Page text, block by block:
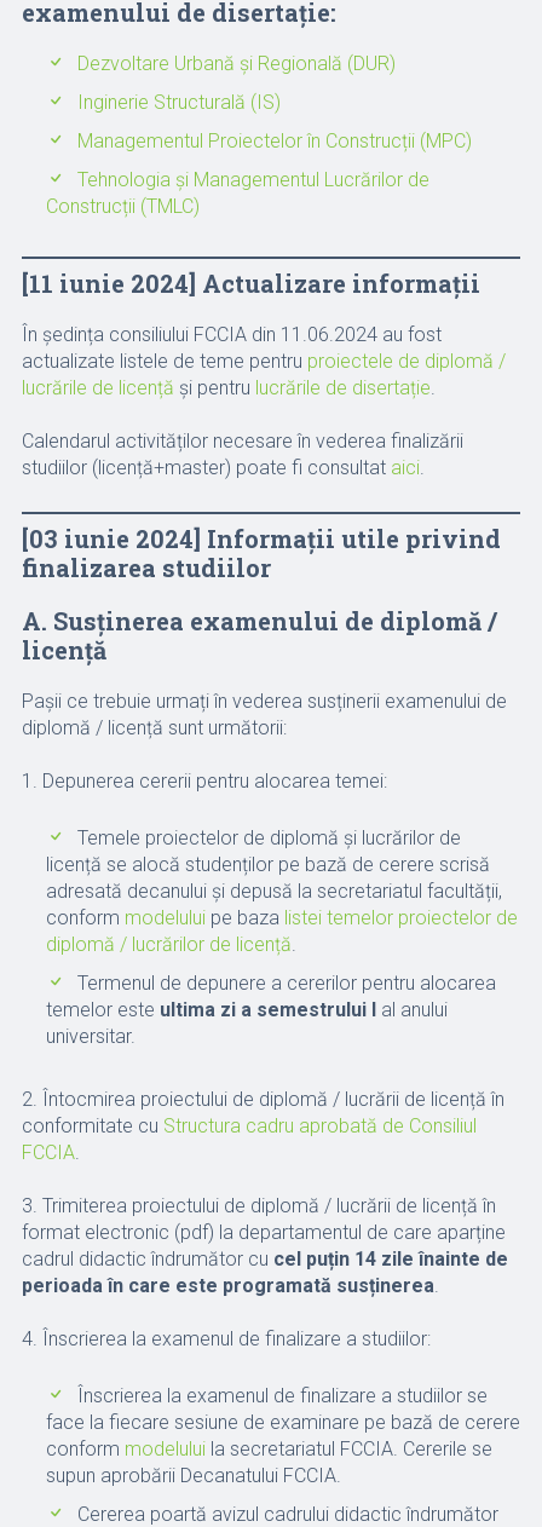
examenului de disertație:
Dezvoltare Urbană și Regională (DUR)
Inginerie Structurală (IS)
Managementul Proiectelor în Construcții (MPC)
Tehnologia și Managementul Lucrărilor de
Construcții (TMLC)
[11 iunie 2024] Actualizare informații
În ședința consiliului FCCIA din 11.06.2024 au fost
actualizate listele de teme pentru proiectele de diplomă /
lucrările de licență și pentru lucrările de disertație.
Calendarul activităților necesare în vederea finalizării
studiilor (licență+master) poate fi consultat aici.
[03 iunie 2024] Informații utile privind
finalizarea studiilor
A. Susținerea examenului de diplomă /
licență
Pașii ce trebuie urmați în vederea susținerii examenului de
diplomă / licență sunt următorii:
1. Depunerea cererii pentru alocarea temei:
Temele proiectelor de diplomă și lucrărilor de
licență se alocă studenților pe bază de cerere scrisă
adresată decanului și depusă la secretariatul facultății,
conform modeluluipe baza listei temelor proiectelor de
diplomă / lucrărilor de licență.
Termenul de depunere a cererilor pentru alocarea
temelor este ultima zi a semestrului Ial anului
universitar.
2. Întocmirea proiectului de diplomă / lucrării de licență în
conformitate cu Structura cadru aprobată de Consiliul
FCCIA.
3. Trimiterea proiectului de diplomă / lucrării de licență în
format electronic (pdf) la departamentul de care aparține
cadrul didactic îndrumător cu cel puțin 14 zile înainte de
perioada în care este programată susținerea.
4. Înscrierea la examenul de finalizare a studiilor:
Înscrierea la examenul de finalizare a studiilor se
face la fiecare sesiune de examinare pe bază de cerere
conform modeluluila secretariatul FCCIA. Cererile se
supun aprobării Decanatului FCCIA.
Cererea poartă avizul cadrului didactic îndrumător